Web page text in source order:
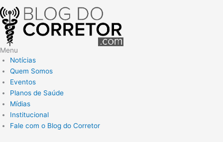
Menu
Notícias
Quem Somos
Eventos
Planos de Saúde
Mídias
Institucional
Fale com o Blog do Corretor